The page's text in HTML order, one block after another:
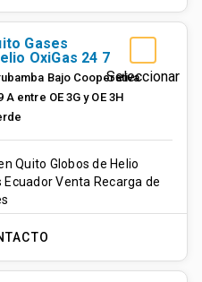
Seleccionar
Gases
OxiGas 24 7
Bajo Cooperativa
entre OE 3G y OE 3H
Quito Globos de Helio
Venta Recarga de